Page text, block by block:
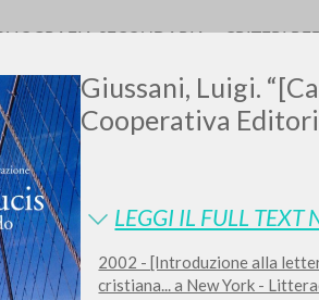
Giussani, Luigi.
Cooperativa
LEGGI IL FULL TEXT
2002 - [Introduzione alla
cristiana... a New York -
SECONDARIA CRITERI